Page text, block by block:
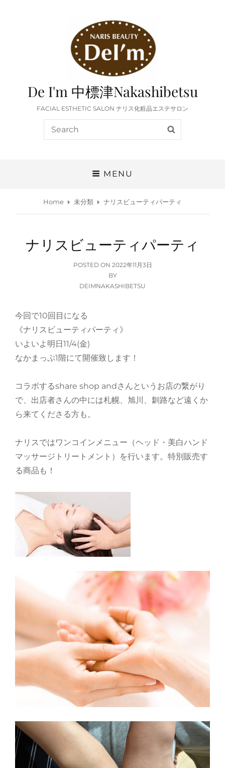
De I'm 中標津Nakashibetsu
FACIAL ESTHETIC SALON ナリス化粧品エステサロン
Search
for:
MENU
Home 未分類 ナリスビューティパーティ
ナリスビューティパーティ
POSTED ON POSTED
ON
2022年11月3日
BY
DEIMNAKASHIBETSU
今回で10回目になる
《ナリスビューティパーティ》
いよいよ明日11/4(金)
なかまっぷ1階にて開催致します！
コラボするshare shop andさんというお店の繋がり
で、出店者さんの中には札幌、旭川、釧路など遠くか
ら来てくださる方も。
ナリスではワンコインメニュー（ヘッド・美白ハンド
マッサージトリートメント）を行います。特別販売す
る商品も！